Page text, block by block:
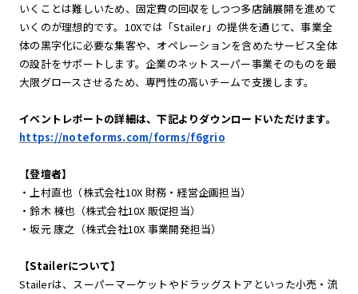
いくことは難しいため、固定費の回収をしつつ多店舗展開を進めて
いくのが理想的です。10Xでは「Stailer」の提供を通じて、事業全
体の黒字化に必要な集客や、オペレーションを含めたサービス全体
の設計をサポートします。企業のネットスーパー事業そのものを最
大限グロースさせるため、専門性の高いチームで支援します。
イベントレポートの詳細は、下記よりダウンロードいただけます。
https://noteforms.com/forms/f6grio
【登壇者】
・上村直也（株式会社10X 財務・経営企画担当）
・鈴木 棟也（株式会社10X 販促担当）
・坂元 康之（株式会社10X 事業開発担当）
【Stailerについて】
Stailerは、スーパーマーケットやドラッグストアといった小売・流